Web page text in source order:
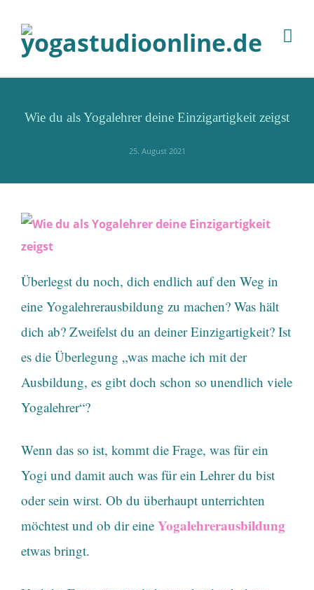
Wie du als Yogalehrer deine Einzigartigkeit zeigst
25. August 2021
Überlegst du noch, dich endlich auf den Weg in
eine Yogalehrerausbildung zu machen? Was hält
dich ab? Zweifelst du an deiner Einzigartigkeit? Ist
es die Überlegung „was mache ich mit der
Ausbildung, es gibt doch schon so unendlich viele
Yogalehrer“?
Wenn das so ist, kommt die Frage, was für ein
Yogi und damit auch was für ein Lehrer du bist
oder sein wirst. Ob du überhaupt unterrichten
möchtest und ob dir eine Yogalehrerausbildung
etwas bringt.